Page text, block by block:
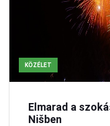
KÖZÉLET
Elmarad a
Nišben